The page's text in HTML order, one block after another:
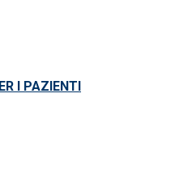
I PAZIENTI